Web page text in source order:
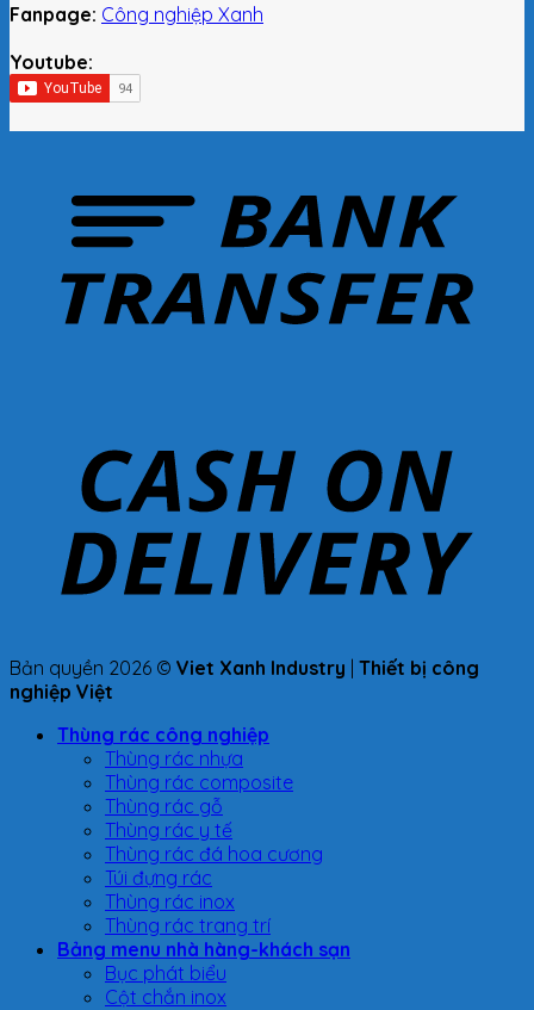
Fanpage: Công nghiệp Xanh
Youtube:
Bản quyền 2026 © Viet Xanh Industry Thiết bị công
nghiệp Việt
Thùng rác công nghiệp
Thùng rác nhựa
Thùng rác composite
Thùng rác gỗ
Thùng rác y tế
Thùng rác đá hoa cương
Túi đựng rác
Thùng rác inox
Thùng rác trang trí
Bảng menu nhà hàng-khách sạn
Bục phát biểu
Cột chắn inox